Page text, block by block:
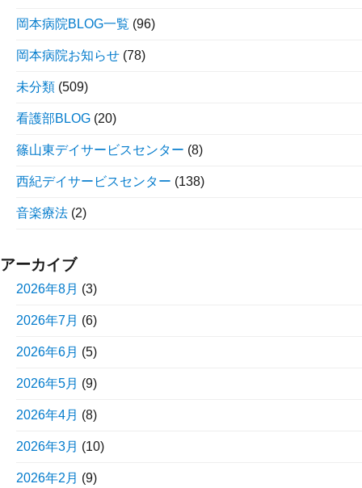
岡本病院BLOG一覧 (96)
岡本病院お知らせ (78)
未分類 (509)
看護部BLOG (20)
篠山東デイサービスセンター (8)
西紀デイサービスセンター (138)
音楽療法 (2)
アーカイブ
2026年8月 (3)
2026年7月 (6)
2026年6月 (5)
2026年5月 (9)
2026年4月 (8)
2026年3月 (10)
2026年2月 (9)